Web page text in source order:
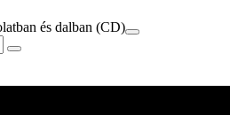
és dalban (CD)